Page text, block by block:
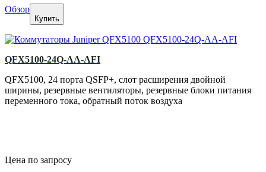
Обзор
Купить
QFX5100-24Q-AA-AFI
QFX5100, 24 порта QSFP+, слот расширения двойной
ширины, резервные вентиляторы, резервные блоки питания
переменного тока, обратный поток воздуха
Цена по запросу